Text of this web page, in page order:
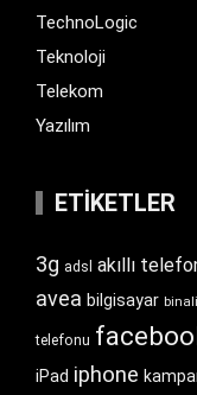
TechnoLogic
Teknoloji
Telekom
Yazılım
ETIKETLER
3g adsl akıllı
avea bilgisayar binali
telefonu
iPad iphone